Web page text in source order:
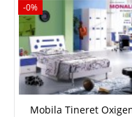
-0%
Mobila Tineret